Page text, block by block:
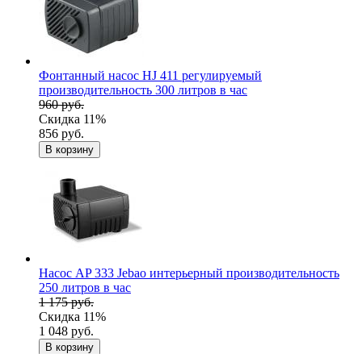
Фонтанный насос HJ 411 регулируемый
производительность 300 литров в час
960 руб.
Скидка 11%
856 руб.
В корзину
Насос AP 333 Jebao интерьерный производительность
250 литров в час
1 175 руб.
Скидка 11%
1 048 руб.
В корзину